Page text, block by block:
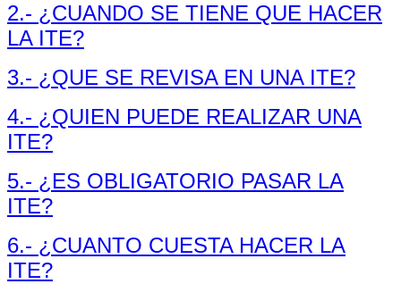
2.- ¿CUANDO SE TIENE QUE HACER
LA ITE?
3.- ¿QUE SE REVISA EN UNA ITE?
4.- ¿QUIEN PUEDE REALIZAR UNA
ITE?
5.- ¿ES OBLIGATORIO PASAR LA
ITE?
6.- ¿CUANTO CUESTA HACER LA
ITE?